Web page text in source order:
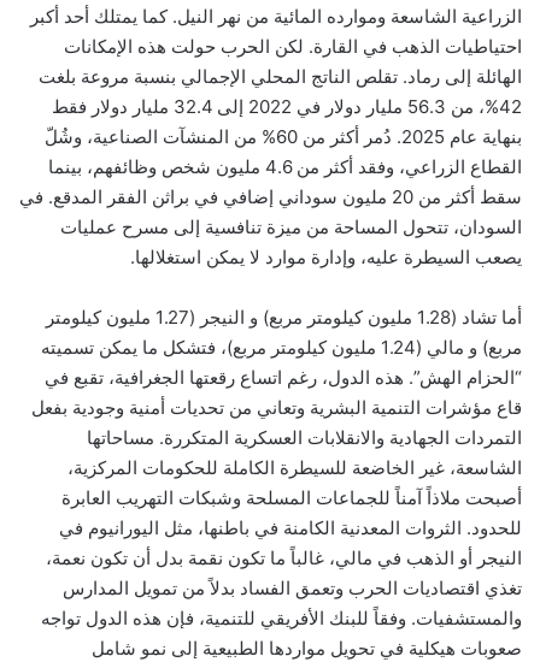
الزراعية الشاسعة وموارده المائية من نهر النيل. كما يمتلك أحد أكبر
احتياطيات الذهب في القارة. لكن الحرب حولت هذه الإمكانات
الهائلة إلى رماد. تقلص الناتج المحلي الإجمالي بنسبة مروعة بلغت
42%، من 56.3 مليار دولار في 2022 إلى 32.4 مليار دولار فقط
بنهاية عام 2025. دُمر أكثر من 60% من المنشآت الصناعية، وشُلّ
القطاع الزراعي، وفقد أكثر من 4.6 مليون شخص وظائفهم، بينما
سقط أكثر من 20 مليون سوداني إضافي في براثن الفقر المدقع. في
السودان، تتحول المساحة من ميزة تنافسية إلى مسرح عمليات
يصعب السيطرة عليه، وإدارة موارد لا يمكن استغلالها.
أما تشاد (1.28 مليون كيلومتر مربع) و النيجر (1.27 مليون كيلومتر
مربع) و مالي (1.24 مليون كيلومتر مربع)، فتشكل ما يمكن تسميته
“الحزام الهش”. هذه الدول، رغم اتساع رقعتها الجغرافية، تقبع في
قاع مؤشرات التنمية البشرية وتعاني من تحديات أمنية وجودية بفعل
التمردات الجهادية والانقلابات العسكرية المتكررة. مساحاتها
الشاسعة، غير الخاضعة للسيطرة الكاملة للحكومات المركزية،
أصبحت ملاذاً آمناً للجماعات المسلحة وشبكات التهريب العابرة
للحدود. الثروات المعدنية الكامنة في باطنها، مثل اليورانيوم في
النيجر أو الذهب في مالي، غالباً ما تكون نقمة بدل أن تكون نعمة،
تغذي اقتصاديات الحرب وتعمق الفساد بدلاً من تمويل المدارس
والمستشفيات. وفقاً للبنك الأفريقي للتنمية، فإن هذه الدول تواجه
صعوبات هيكلية في تحويل مواردها الطبيعية إلى نمو شامل